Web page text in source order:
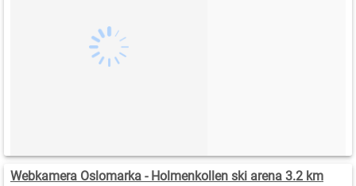
Webkamera Oslomarka - Holmenkollen ski arena 3.2 km